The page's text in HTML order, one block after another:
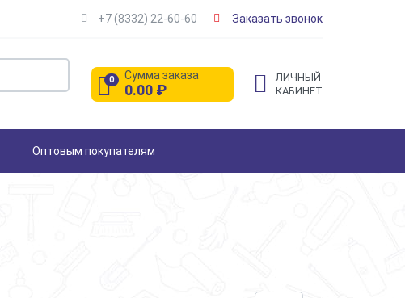
+7 (8332) 22-60-60 Заказать звонок
0 Сумма заказа
0.00 ₽
ЛИЧНЫЙ
КАБИНЕТ
Оптовым покупателям